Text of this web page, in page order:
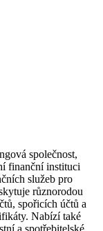
společnost,
finanční instituci
služeb pro
různorodou
spořicích účtů a
Nabízí také
a spotřebitelské